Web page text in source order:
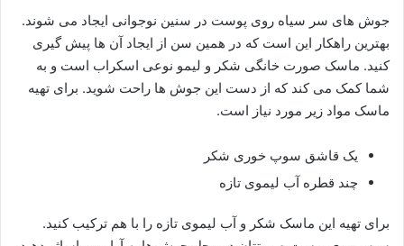
جوش های سر سیاه روی پوست در سنین نوجوانی ایجاد می شوند.
بهترین راهکار این است که در همین سن از ایجاد آن ها پیش گیری
کنید. ماسک صورت خانگی شکر و لیمو نوعی اسکراب است و به
شما کمک می کند که از دست این جوش ها راحت شوید. برای تهیه
ماسک مواد زیر مورد نیاز است.
یک قاشق سوپ خوری شکر
چند قطره آب لیموی تازه
برای تهیه این ماسک شکر و آب لیموی تازه را با هم ترکیب کنید.